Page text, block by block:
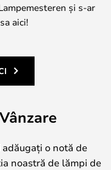
și s-ar
aici!
o notă de
noastră de lămpi de